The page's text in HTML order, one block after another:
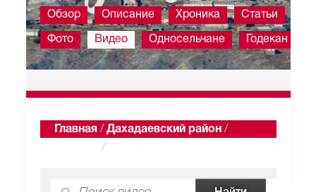
Обзор Описание Хроника Статьи
Фото Видео Односельчане Годекан
Главная / Дахадаевский район /
/